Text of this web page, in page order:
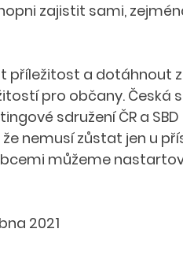
zajistit sami,
příležitost a dotáhnout
pro občany. Česká
sdružení ČR a
nemusí zůstat jen u
můžeme
2021